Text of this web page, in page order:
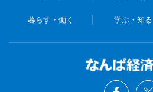
暮らす・働く 学ぶ・知る